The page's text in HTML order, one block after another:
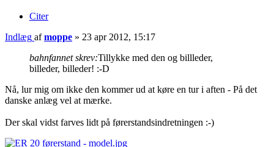
Citer
Indlæg afmoppe » 23 apr 2012, 15:17
bahnfannet skrev:Tillykke med den og billleder,
billeder, billeder! :-D
Nå, lur mig om ikke den kommer ud at køre en tur i aften - På det
danske anlæg vel at mærke.
Der skal vidst farves lidt på førerstandsindretningen :-)